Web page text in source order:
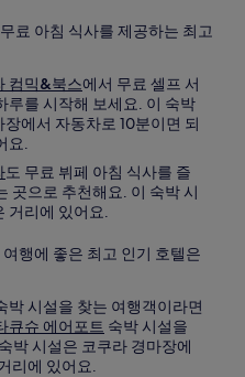
료 아침 식사를 제공하는 최고
컴믹&북스에서 무료 셀프 서
루를 시작해 보세요. 이 숙박
에서 자동차로 10분이면 되
요.
도 무료 뷔페 아침 식사를 즐
곳으로 추천해요. 이 숙박 시
거리에 있어요.
행에 좋은 최고 인기 호텔은
박 시설을 찾는 여행객이라면
큐슈 에어포트 숙박 시설을
박 시설은 코쿠라 경마장에
리에 있어요.